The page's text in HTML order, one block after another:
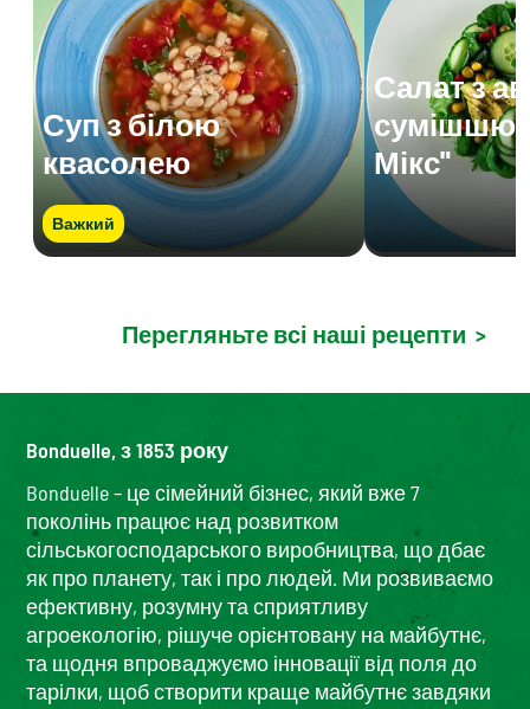
Суп з білою
квасолею
Важкий
Салат з
сумішшю
Мікс"
Перегляньте всі наші рецепти >
Bonduelle, з 1853 року
Bonduelle – це сімейний бізнес, який вже 7
поколінь працює над розвитком
сільськогосподарського виробництва, що дбає
як про планету, так і про людей. Ми розвиваємо
ефективну, розумну та сприятливу
агроекологію, рішуче орієнтовану на майбутнє,
та щодня впроваджуємо інновації від поля до
тарілки, щоб створити краще майбутнє завдяки